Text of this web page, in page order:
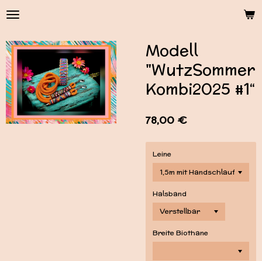
Zum
Hauptinhalt
Modell
"WutzSommer
Kombi2025 #1“
78,00 €
Leine
Halsband
Breite Biothane